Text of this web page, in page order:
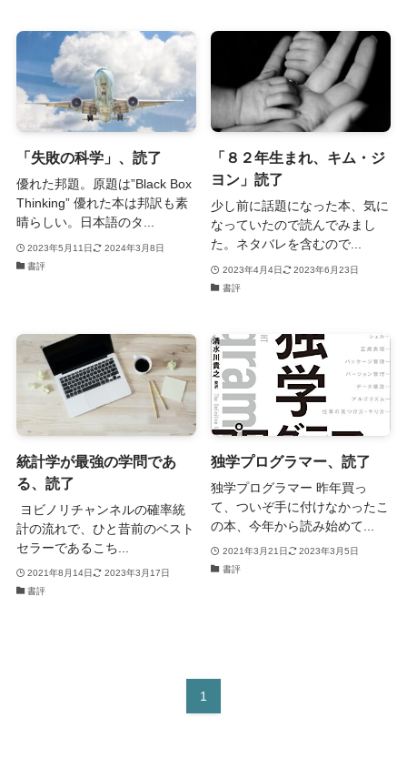
「失敗の科学」、読了
優れた邦題。原題は”Black Box
Thinking” 優れた本は邦訳も素
晴らしい。日本語のタ...
2023年5月11日
2024年3月8日
書評
「８２年生まれ、キム・ジ
ヨン」読了
少し前に話題になった本、気に
なっていたので読んでみまし
た。ネタバレを含むので...
2023年4月4日
2023年6月23日
書評
統計学が最強の学問であ
る、読了
ヨビノリチャンネルの確率統
計の流れで、ひと昔前のベスト
セラーであるこち...
2021年8月14日
2023年3月17日
書評
独学プログラマー、読了
独学プログラマー 昨年買っ
て、ついぞ手に付けなかったこ
の本、今年から読み始めて...
2021年3月21日
2023年3月5日
書評
1